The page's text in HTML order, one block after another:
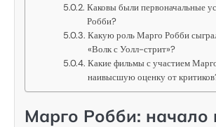
Каковы были первоначальные
Робби?
Какую роль Марго Робби
«Волк с Уолл-стрит»?
Какие фильмы с участием
наивысшую оценку от
Марго Робби: начало